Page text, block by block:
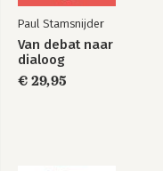
Paul Stamsnijder
Van debat naar
dialoog
€ 29,95